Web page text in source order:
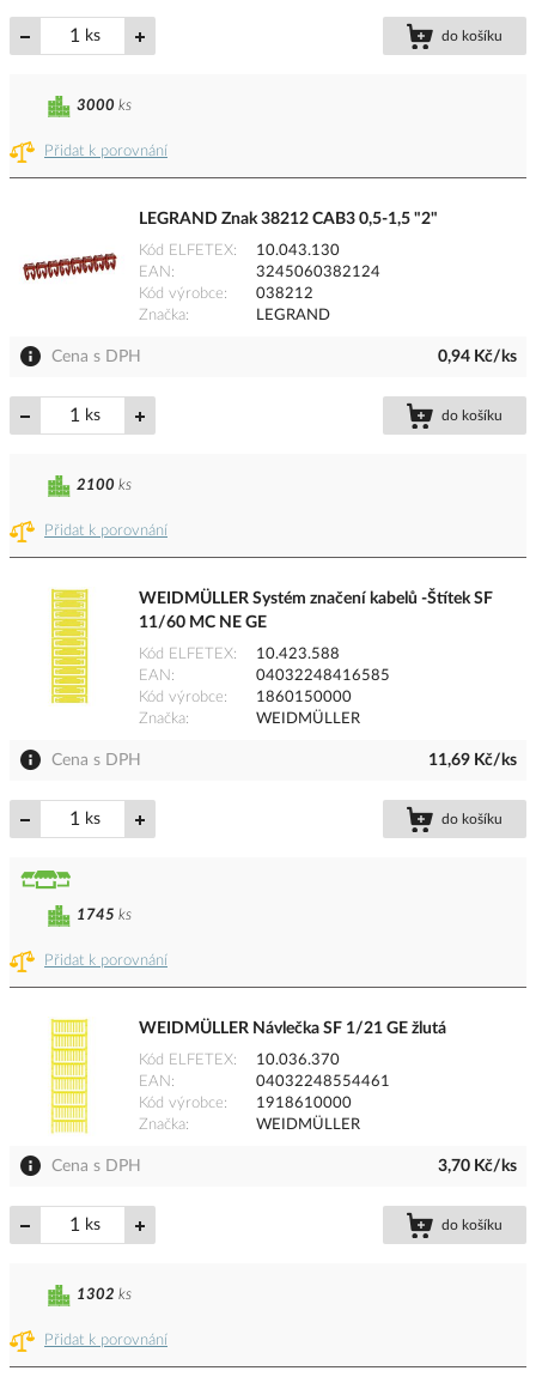
ks do košíku
Přidat k porovnání
3000 ks
LEGRAND Znak 38212 CAB3 0,5-1,5 "2"
Kód ELFETEX
10.043.130
EAN
3245060382124
Kód výrobce
038212
Značka
LEGRAND
Cena s DPH 0,94 Kč/ks
ks do košíku
Přidat k porovnání
2100 ks
WEIDMÜLLER Systém značení kabelů -Štítek SF
11/60 MC NE GE
Kód ELFETEX
10.423.588
EAN
04032248416585
Kód výrobce
1860150000
Značka
WEIDMÜLLER
Cena s DPH 11,69 Kč/ks
ks do košíku
Přidat k porovnání
1745 ks
WEIDMÜLLER Návlečka SF 1/21 GE žlutá
Kód ELFETEX
10.036.370
EAN
04032248554461
Kód výrobce
1918610000
Značka
WEIDMÜLLER
Cena s DPH 3,70 Kč/ks
ks do košíku
Přidat k porovnání
1302 ks